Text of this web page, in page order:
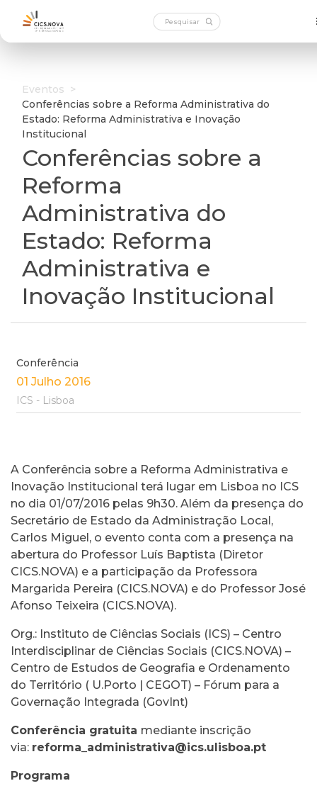
Eventos >
Conferências sobre a Reforma Administrativa do
Estado: Reforma Administrativa e Inovação
Institucional
Conferências sobre a
Reforma
Administrativa do
Estado: Reforma
Administrativa e
Inovação Institucional
A Conferência sobre a Reforma Administrativa e
Inovação Institucional terá lugar em Lisboa no ICS
no dia 01/07/2016 pelas 9h30. Além da presença do
Secretário de Estado da Administração Local,
Carlos Miguel, o evento conta com a presença na
abertura do Professor Luís Baptista (Diretor
CICS.NOVA) e a participação da Professora
Margarida Pereira (CICS.NOVA) e do Professor José
Afonso Teixeira (CICS.NOVA).
Org.: Instituto de Ciências Sociais (ICS) – Centro
Interdisciplinar de Ciências Sociais (CICS.NOVA) –
Centro de Estudos de Geografia e Ordenamento
do Território ( U.Porto | CEGOT) – Fórum para a
Governação Integrada (GovInt)
Conferência gratuita mediante inscrição
via: reforma_administrativa@ics.ulisboa.pt
Programa
Conferência
01 Julho 2016
ICS - Lisboa